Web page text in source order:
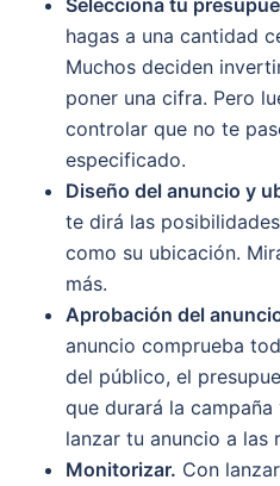
hagas a una cantidad
Muchos deciden
poner una cifra. Pero
controlar que no te
especificado.
Diseño del anuncio y
te dirá las
como su ubicación.
más.
Aprobación del
anuncio comprueba
del público, el
que durará la
lanzar tu anuncio a las
Monitorizar. Con